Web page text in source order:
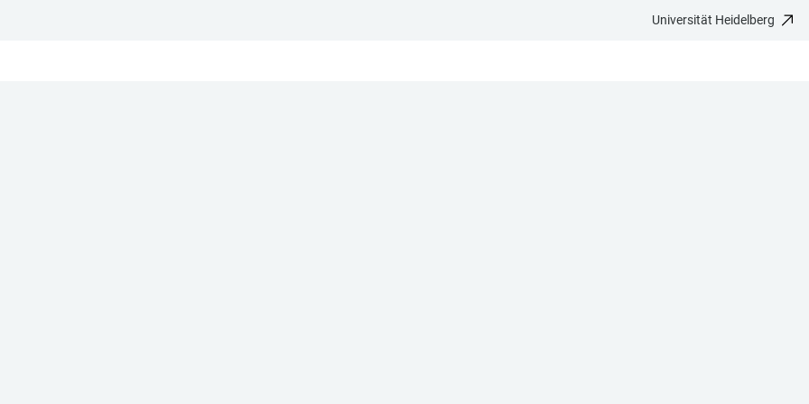
Universität Heidelberg